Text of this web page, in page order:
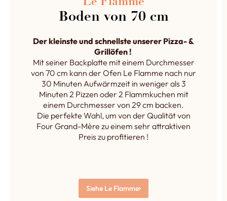
Le Flamme
Boden von 70 cm
Der kleinste und schnellste unserer Pizza- &
Grillöfen !
Mit seiner Backplatte mit einem Durchmesser
von 70 cm kann der Ofen Le Flamme nach nur
30 Minuten Aufwärmzeit in weniger als 3
Minuten 2 Pizzen oder 2 Flammkuchen mit
einem Durchmesser von 29 cm backen.
Die perfekte Wahl, um von der Qualität von
Four Grand-Mère zu einem sehr attraktiven
Preis zu profitieren !
Siehe Le Flamme